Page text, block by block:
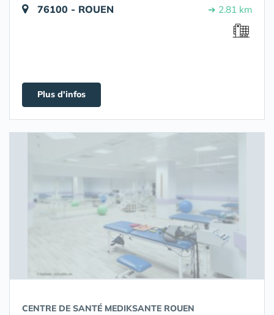
76100 - ROUEN ➔ 2.81 km
Plus d'infos
CENTRE DE SANTÉ MEDIKSANTE ROUEN